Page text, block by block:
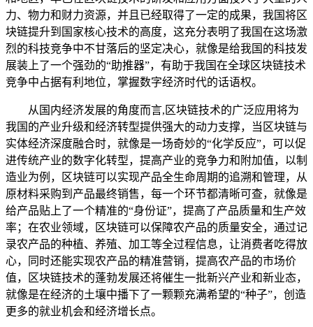
力、物力和财力资源，并且已经取得了一定的成果，我国将区
块链提升到国家核心技术的高度，这充分表明了我国在这场激
烈的科技竞争中不甘落后的坚定决心，就像是给我国的科技发
展装上了一个强劲的“助推器”，有助于我国在全球区块链技术
竞争中占据有利地位，掌握数字经济时代的话语权。
从国内经济发展的角度而言,区块链技术的广泛应用将为
我国的产业升级和经济转型提供强大的动力支撑，当区块链与
实体经济深度融合时，就像是一场奇妙的“化学反应”，可以促
进传统产业的数字化转型，提高产业的竞争力和附加值，以制
造业为例，区块链可以实现产品全生命周期的追溯和管理，从
原材料采购到产品最终销售，每一个环节都清晰可查，就像是
给产品贴上了一个精准的“身份证”，提高了产品质量和生产效
率；在农业领域，区块链可以保障农产品的质量安全，通过记
录农产品的种植、养殖、加工等全过程信息，让消费者吃得放
心，同时还能实现农产品的精准营销，提高农产品的市场价
值，区块链技术的蓬勃发展还将催生一批新兴产业和新业态，
就像是在经济的土壤中播下了一颗颗充满希望的“种子”，创造
更多的就业机会和经济增长点。